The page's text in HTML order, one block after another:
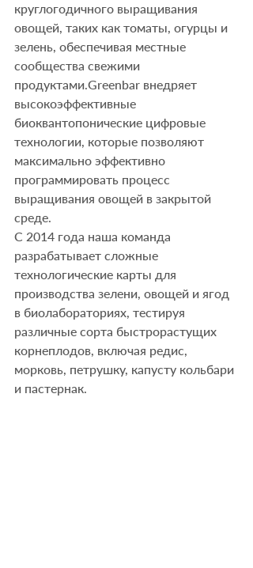
круглогодичного выращивания
овощей, таких как томаты, огурцы и
зелень, обеспечивая местные
сообщества свежими
продуктами.Greenbar внедряет
высокоэффективные
биоквантопонические цифровые
технологии, которые позволяют
максимально эффективно
программировать процесс
выращивания овощей в закрытой
среде.
С 2014 года наша команда
разрабатывает сложные
технологические карты для
производства зелени, овощей и ягод
в биолабораториях, тестируя
различные сорта быстрорастущих
корнеплодов, включая редис,
морковь, петрушку, капусту кольбари
и пастернак.